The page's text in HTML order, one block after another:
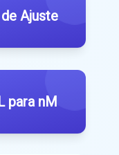
Ajuste
para nM